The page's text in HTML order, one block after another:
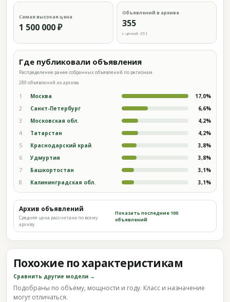
Самая высокая цена
1 500 000 ₽
Объявлений в архиве
355
с ценой: 351
Где публиковали объявления
Распределение ранее собранных объявлений по регионам.
289 объявлений из архива
1 Москва 17,0%
2 Санкт-Петербург 6,6%
3 Московская обл. 4,2%
4 Татарстан 4,2%
5 Краснодарский край 3,8%
6 Удмуртия 3,8%
7 Башкортостан 3,1%
8 Калининградская обл. 3,1%
Архив объявлений
Средняя цена рассчитана по всему
архиву
Показать последние 100
объявлений
Похожие по характеристикам
Сравнить другие модели →
Подобраны по объёму, мощности и году. Класс и назначение
могут отличаться.